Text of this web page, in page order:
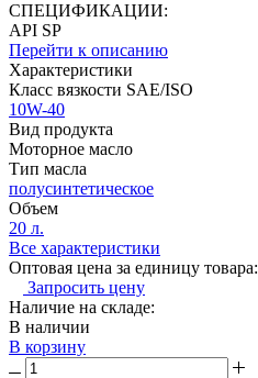
СПЕЦИФИКАЦИИ:
API SP
Перейти к описанию
Характеристики
Класс вязкости SAE/ISO
10W-40
Вид продукта
Моторное масло
Тип масла
полусинтетическое
Объем
20 л.
Все характеристики
Оптовая цена за единицу товара:
Запросить цену
Наличие на складе:
В наличии
В корзину